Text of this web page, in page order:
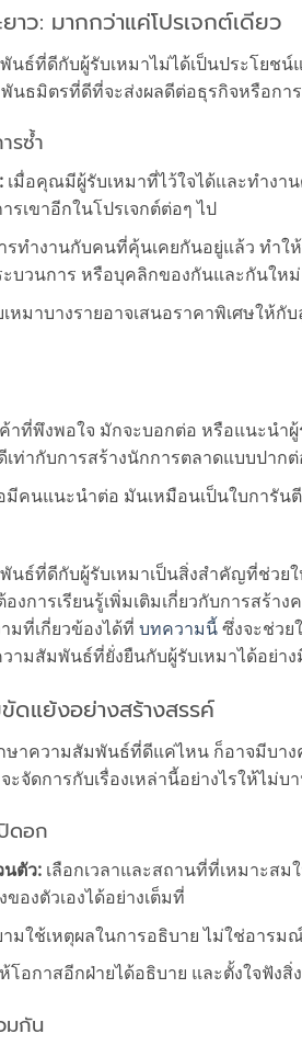
ยาว: มากกว่าแค่โปรเจกต์เดียว
ธ์ที่ดีกับผู้รับเหมาไม่ได้เป็นประโยชน์
พันธมิตรที่ดีที่จะส่งผลดีต่อธุรกิจหรือกา
รซ้ำ
เมื่อคุณมีผู้รับเหมาที่ไว้ใจได้และทำงา
รเขาอีกในโปรเจกต์ต่อๆ ไป
ทำงานกับคนที่คุ้นเคยกันอยู่แล้ว ทำให้
ะบวนการ หรือบุคลิกของกันและกันใหม่
หมาบางรายอาจเสนอราคาพิเศษให้
ที่พึงพอใจ มักจะบอกต่อ หรือแนะนำ
ท่ากับการสร้างนักการตลาดแบบปากต่
มีคนแนะนำต่อ มันเหมือนเป็นใบการัน
นธ์ที่ดีกับผู้รับเหมาเป็นสิ่งสำคัญที่ช่วย
งการเรียนรู้เพิ่มเติมเกี่ยวกับการสร้
มที่เกี่ยวข้องได้ที่ บทความนี้ซึ่งจะช่วย
วามสัมพันธ์ที่ยั่งยืนกับผู้รับเหมาได้อย่
ดแย้งอย่างสร้างสรรค์
ษาความสัมพันธ์ที่ดีแค่ไหน ก็อาจมีบา
จัดการกับเรื่องเหล่านี้อย่างไรให้ไม่บ
ดอก
ตัว:เลือกเวลาและสถานที่ที่เหมาะสม
องตัวเองได้อย่างเต็มที่
มใช้เหตุผลในการอธิบาย ไม่ใช่อารม
โอกาสอีกฝ่ายได้อธิบาย และตั้งใจฟังสิ่
มกัน